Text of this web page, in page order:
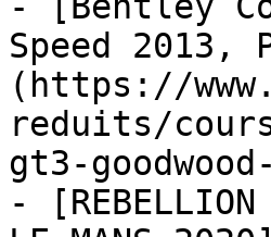
Speed 2013,
(https://
reduits/
gt3-
- [REBELLION